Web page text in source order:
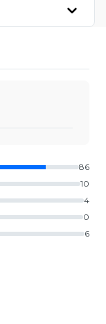
86
10
4
0
6